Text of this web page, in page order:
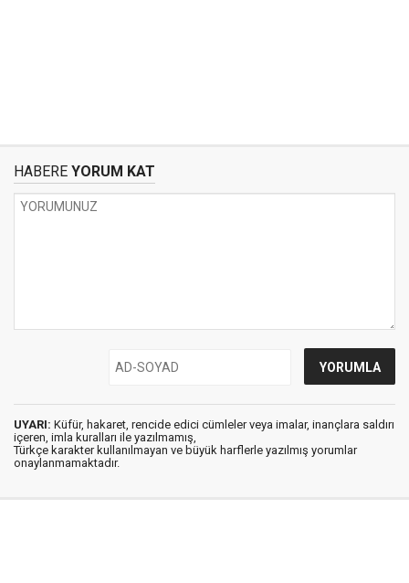
HABERE YORUM KAT
UYARI: Küfür, hakaret, rencide edici cümleler veya imalar, inançlara saldırı
içeren, imla kuralları ile yazılmamış,
Türkçe karakter kullanılmayan ve büyük harflerle yazılmış yorumlar
onaylanmamaktadır.